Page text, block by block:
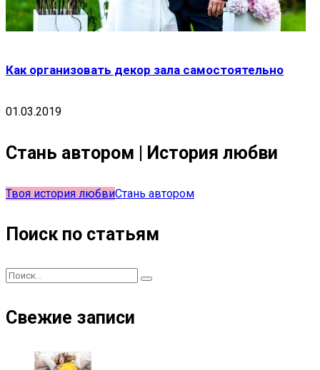
Как организовать декор зала самостоятельно
01.03.2019
Стань автором | История любви
Твоя история любвиСтань автором
Поиск по статьям
Свежие записи